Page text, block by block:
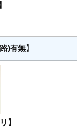
)有無】
】